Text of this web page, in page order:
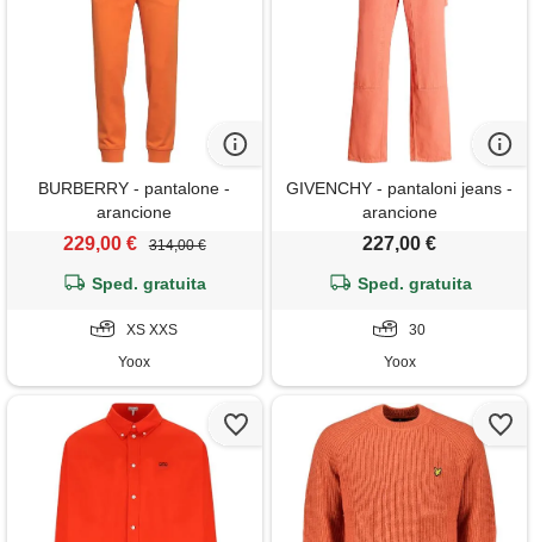
BURBERRY - pantalone -
arancione
229,00 € 314,00 €
Sped. gratuita
XS XXS
Yoox
GIVENCHY - pantaloni jeans -
arancione
227,00 €
Sped. gratuita
30
Yoox